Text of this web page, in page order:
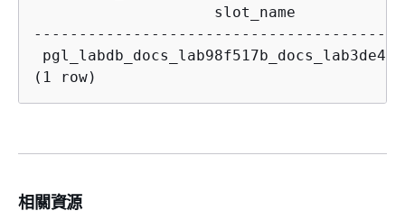
slot_name
(1 row)
相關資源